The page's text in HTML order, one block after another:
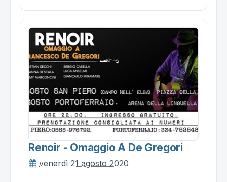
Renoir - Omaggio A De Gregori
venerdì 21 agosto 2020